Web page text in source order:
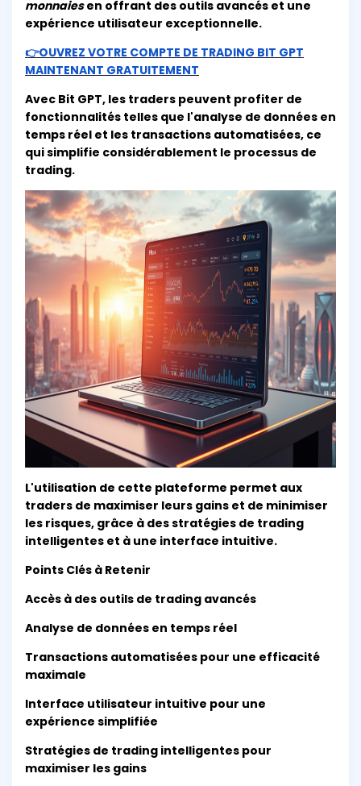
monnaiesen offrant des outils avancés et une
expérience utilisateur exceptionnelle.
👉OUVREZ VOTRE COMPTE DE TRADING BIT GPT
MAINTENANT GRATUITEMENT
Avec Bit GPT, les traders peuvent profiter de
fonctionnalités telles que l'analyse de données en
temps réel et les transactions automatisées, ce
qui simplifie considérablement le processus de
trading.
L'utilisation de cette plateforme permet aux
traders de maximiser leurs gains et de minimiser
les risques, grâce à des stratégies de trading
intelligentes et à une interface intuitive.
Points Clés à Retenir
Accès à des outils de trading avancés
Analyse de données en temps réel
Transactions automatisées pour une efficacité
maximale
Interface utilisateur intuitive pour une
expérience simplifiée
Stratégies de trading intelligentes pour
maximiser les gains